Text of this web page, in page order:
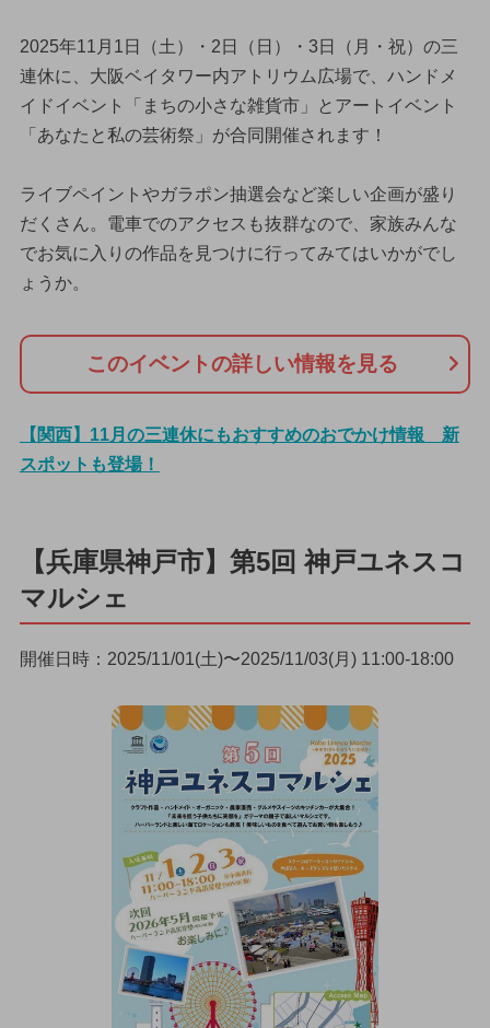
2025年11月1日（土）・2日（日）・3日（月・祝）の三
連休に、大阪ベイタワー内アトリウム広場で、ハンドメ
イドイベント「まちの小さな雑貨市」とアートイベント
「あなたと私の芸術祭」が合同開催されます！
ライブペイントやガラポン抽選会など楽しい企画が盛り
だくさん。電車でのアクセスも抜群なので、家族みんな
でお気に入りの作品を見つけに行ってみてはいかがでし
ょうか。
このイベントの詳しい情報を見る
【関西】11月の三連休にもおすすめのおでかけ情報 新
スポットも登場！
【兵庫県神戸市】第5回 神戸ユネスコ
マルシェ
開催日時：2025/11/01(土)〜2025/11/03(月) 11:00-18:00